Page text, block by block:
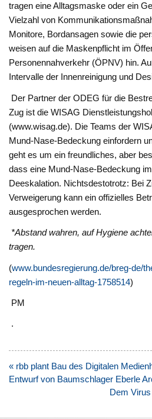
tragen eine Alltagsmaske oder ein
Vielzahl von
Monitore, Bordansagen sowie die
weisen auf die Maskenpflicht im
Personennahverkehr (ÖPNV) hin.
Intervalle der Innenreinigung und
Der Partner der ODEG für die
Zug ist die WISAG
(www.wisag.de). Die Teams der
Mund-Nase-Bedeckung einfordern
geht es um ein freundliches, aber
dass eine Mund-Nase-Bedeckung
Deeskalation. Nichtsdestotrotz: Bei
Verweigerung kann ein offizielles
ausgesprochen werden.
*Abstand wahren, auf Hygiene
tragen.
(www.bundesregierung.de/breg-de/
regeln-im-neuen-alltag-1758514)
PM
.
Beitragsnavigation
« rbb plant Bau des Digitalen
Entwurf von Baumschlager Eberle
Dem